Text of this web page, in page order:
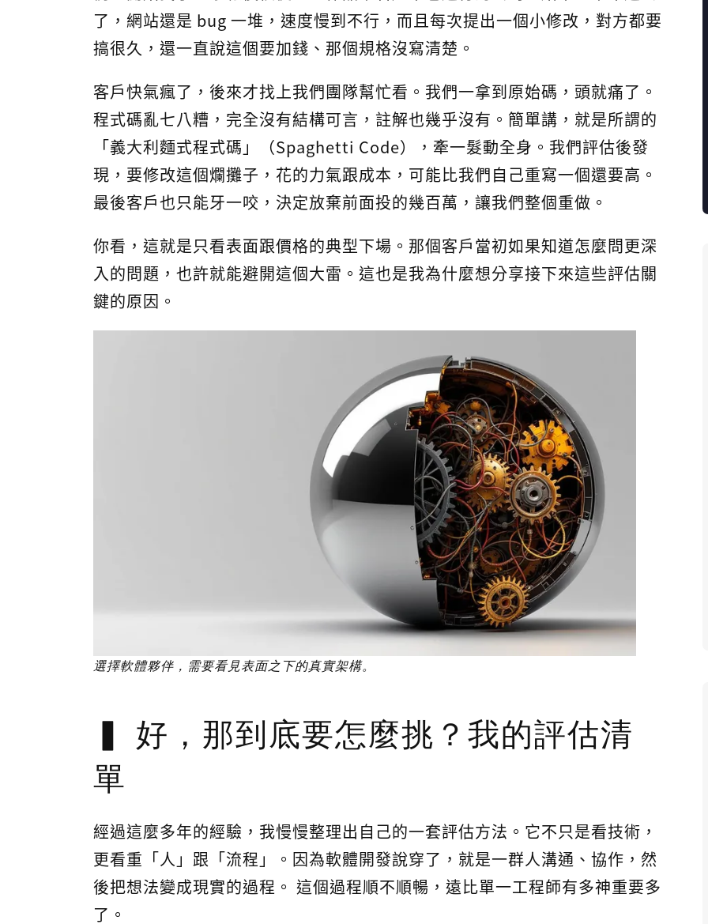
了，網站還是 bug 一堆，速度慢到不行，而且每次提出一個小修改，對方都要
搞很久，還一直說這個要加錢、那個規格沒寫清楚。
客戶快氣瘋了，後來才找上我們團隊幫忙看。我們一拿到原始碼，頭就痛了。
程式碼亂七八糟，完全沒有結構可言，註解也幾乎沒有。簡單講，就是所謂的
「義大利麵式程式碼」（Spaghetti Code），牽一髮動全身。我們評估後發
現，要修改這個爛攤子，花的力氣跟成本，可能比我們自己重寫一個還要高。
最後客戶也只能牙一咬，決定放棄前面投的幾百萬，讓我們整個重做。
你看，這就是只看表面跟價格的典型下場。那個客戶當初如果知道怎麼問更深
入的問題，也許就能避開這個大雷。這也是我為什麼想分享接下來這些評估關
鍵的原因。
選擇軟體夥伴，需要看見表面之下的真實架構。
好，那到底要怎麼挑？我的評估清
單
經過這麼多年的經驗，我慢慢整理出自己的一套評估方法。它不只是看技術，
更看重「人」跟「流程」。因為軟體開發說穿了，就是一群人溝通、協作，然
後把想法變成現實的過程。 這個過程順不順暢，遠比單一工程師有多神重要多
了。